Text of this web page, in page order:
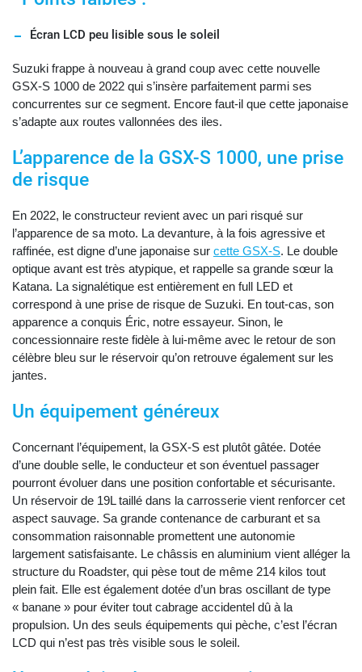
Écran LCD peu lisible sous le soleil
Suzuki frappe à nouveau à grand coup avec cette nouvelle
GSX-S 1000 de 2022 qui s’insère parfaitement parmi ses
concurrentes sur ce segment. Encore faut-il que cette japonaise
s’adapte aux routes vallonnées des iles.
L’apparence de la GSX-S 1000, une prise
de risque
En 2022, le constructeur revient avec un pari risqué sur
l’apparence de sa moto. La devanture, à la fois agressive et
raffinée, est digne d’une japonaise sur cette GSX-S. Le double
optique avant est très atypique, et rappelle sa grande sœur la
Katana. La signalétique est entièrement en full LED et
correspond à une prise de risque de Suzuki. En tout-cas, son
apparence a conquis Éric, notre essayeur. Sinon, le
concessionnaire reste fidèle à lui-même avec le retour de son
célèbre bleu sur le réservoir qu’on retrouve également sur les
jantes.
Un équipement généreux
Concernant l’équipement, la GSX-S est plutôt gâtée. Dotée
d’une double selle, le conducteur et son éventuel passager
pourront évoluer dans une position confortable et sécurisante.
Un réservoir de 19L taillé dans la carrosserie vient renforcer cet
aspect sauvage. Sa grande contenance de carburant et sa
consommation raisonnable promettent une autonomie
largement satisfaisante. Le châssis en aluminium vient alléger la
structure du Roadster, qui pèse tout de même 214 kilos tout
plein fait. Elle est également dotée d’un bras oscillant de type
« banane » pour éviter tout cabrage accidentel dû à la
propulsion. Un des seuls équipements qui pèche, c’est l’écran
LCD qui n’est pas très visible sous le soleil.